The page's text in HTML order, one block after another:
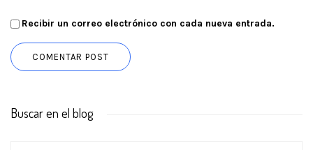
Recibir un correo electrónico con cada nueva entrada.
Buscar en el blog